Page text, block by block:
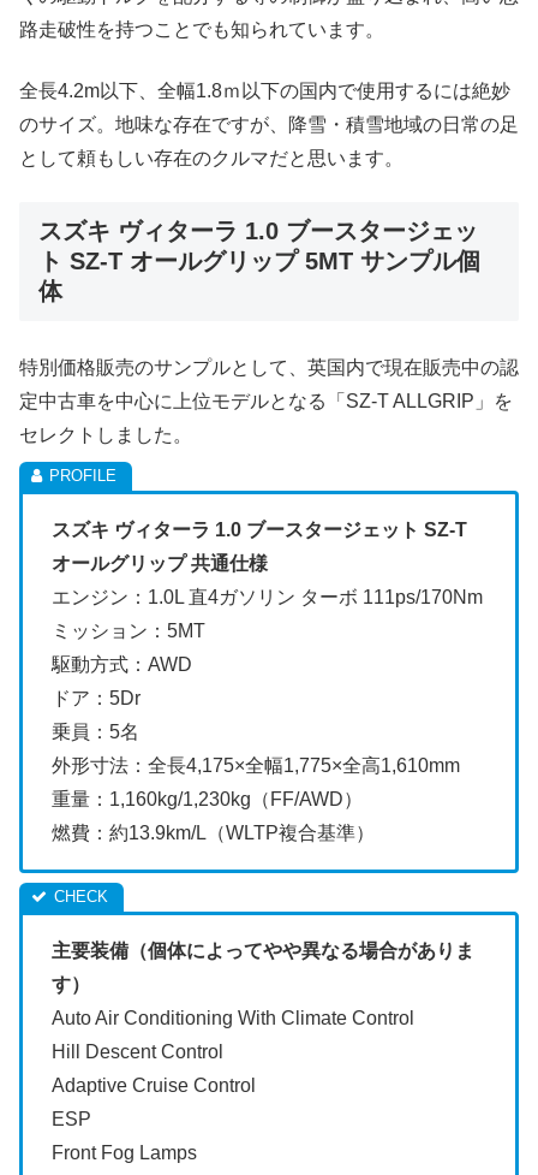
路走破性を持つことでも知られています。
全長4.2m以下、全幅1.8ｍ以下の国内で使用するには絶妙
のサイズ。地味な存在ですが、降雪・積雪地域の日常の足
として頼もしい存在のクルマだと思います。
スズキ ヴィターラ 1.0 ブースタージェッ
ト SZ-T オールグリップ 5MT サンプル個
体
特別価格販売のサンプルとして、英国内で現在販売中の認
定中古車を中心に上位モデルとなる「SZ-T ALLGRIP」を
セレクトしました。
スズキ ヴィターラ 1.0 ブースタージェット SZ-T
オールグリップ 共通仕様
エンジン：1.0L 直4ガソリン ターボ 111ps/170Nm
ミッション：5MT
駆動方式：AWD
ドア：5Dr
乗員：5名
外形寸法：全長4,175×全幅1,775×全高1,610mm
重量：1,160kg/1,230kg（FF/AWD）
燃費：約13.9km/L（WLTP複合基準）
主要装備（個体によってやや異なる場合がありま
す）
Auto Air Conditioning With Climate Control
Hill Descent Control
Adaptive Cruise Control
ESP
Front Fog Lamps